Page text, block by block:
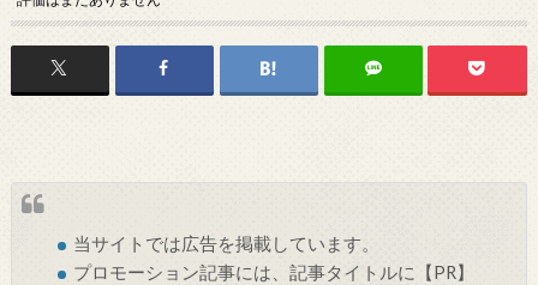
当サイトでは広告を掲載しています。
プロモーション記事には、記事タイトルに【PR】